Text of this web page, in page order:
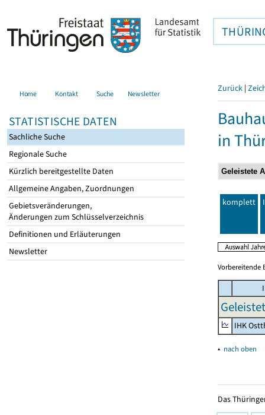
Home Kontakt Suche Newsletter
STATISTISCHE DATEN
Sachliche Suche
Regionale Suche
Kürzlich bereitgestellte Daten
Allgemeine Angaben, Zuordnungen
Gebietsveränderungen,
Änderungen zum Schlüsselverzeichnis
Definitionen und Erläuterungen
Newsletter
Zurück |
in
komplett
Vorbereitende
IHK
▴ nach oben
Das